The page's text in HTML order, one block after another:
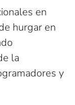
en
hurgar en
la
y